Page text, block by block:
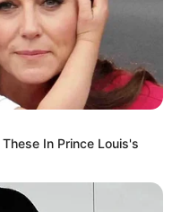
In Prince Louis's